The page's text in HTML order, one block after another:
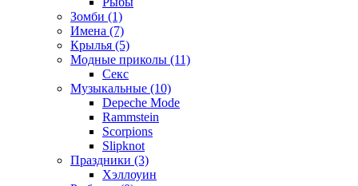
Зомби (1)
Имена (7)
Крылья (5)
Модные приколы (11)
Секс
Музыкальные (10)
Depeche Mode
Rammstein
Scorpions
Slipknot
Праздники (3)
Хэллоуин